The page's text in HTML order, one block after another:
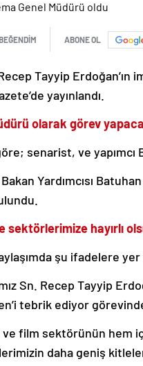
ABONE OL
Tayyip
yayınlandı.
olarak görev
senarist, ve
Yardımcısı
sektörlerimize hayırlı
şu ifadelere
Sn. Recep Tayyip
tebrik ediyor
film sektörünün hem
daha geniş